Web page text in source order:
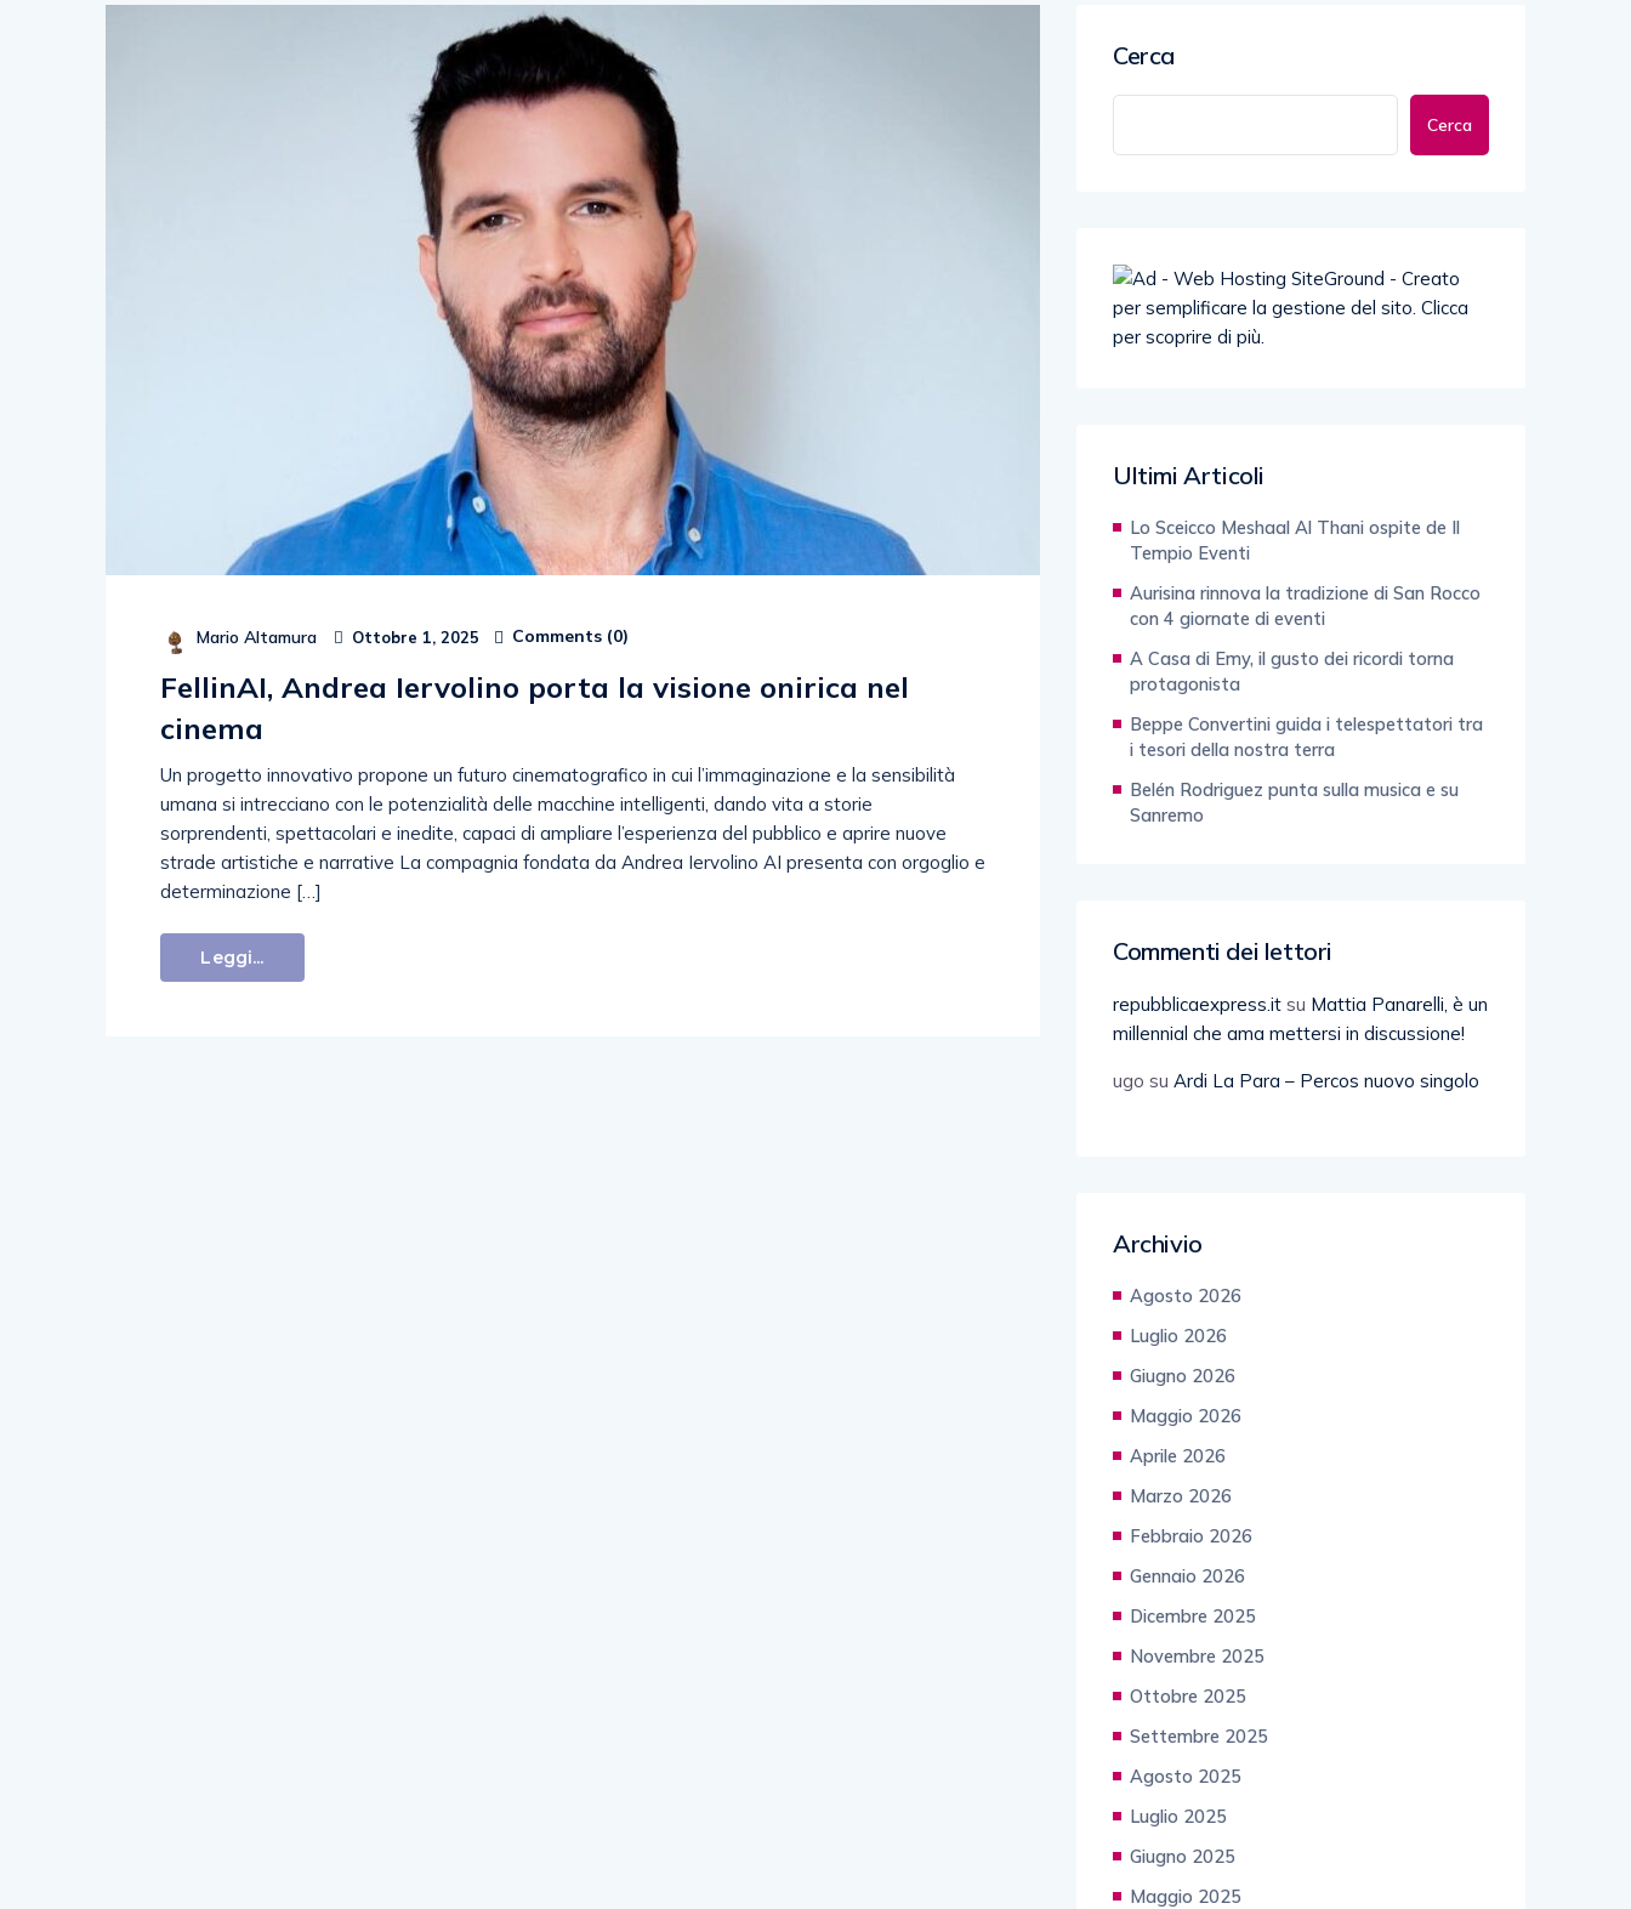
Mario Altamura Ottobre 1, 2025 Comments (0)
FellinAI, Andrea Iervolino porta la visione onirica nel
cinema
Un progetto innovativo propone un futuro cinematografico in cui l’immaginazione e la sensibilità
umana si intrecciano con le potenzialità delle macchine intelligenti, dando vita a storie
sorprendenti, spettacolari e inedite, capaci di ampliare l’esperienza del pubblico e aprire nuove
strade artistiche e narrative La compagnia fondata da Andrea Iervolino AI presenta con orgoglio e
determinazione […]
Leggi...
Cerca
Cerca
Ultimi Articoli
Lo Sceicco Meshaal Al Thani ospite de Il
Tempio Eventi
Aurisina rinnova la tradizione di San Rocco
con 4 giornate di eventi
A Casa di Emy, il gusto dei ricordi torna
protagonista
Beppe Convertini guida i telespettatori tra
i tesori della nostra terra
Belén Rodriguez punta sulla musica e su
Sanremo
Commenti dei lettori
repubblicaexpress.it su Mattia Panarelli, è un
millennial che ama mettersi in discussione!
ugo su Ardi La Para – Percos nuovo singolo
Archivio
Agosto 2026
Luglio 2026
Giugno 2026
Maggio 2026
Aprile 2026
Marzo 2026
Febbraio 2026
Gennaio 2026
Dicembre 2025
Novembre 2025
Ottobre 2025
Settembre 2025
Agosto 2025
Luglio 2025
Giugno 2025
Maggio 2025